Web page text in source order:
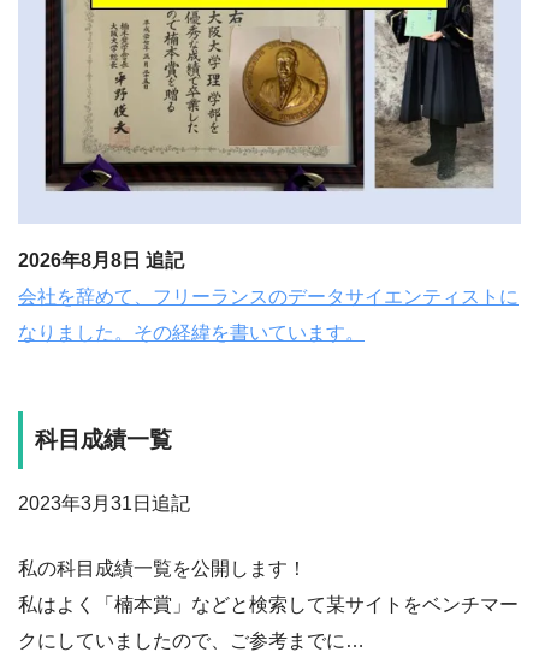
2026年8月8日 追記
会社を辞めて、フリーランスのデータサイエンティストに
なりました。その経緯を書いています。
科目成績一覧
2023年3月31日追記
私の科目成績一覧を公開します！
私はよく「楠本賞」などと検索して某サイトをベンチマー
クにしていましたので、ご参考までに…